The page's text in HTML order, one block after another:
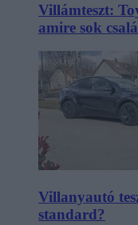
Villámteszt:
amire sok
Villanyautó
standard?